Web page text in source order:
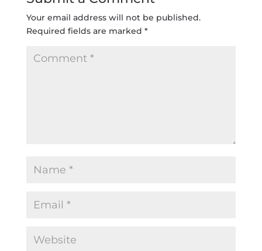
Your email address will not be published.
Required fields are marked *